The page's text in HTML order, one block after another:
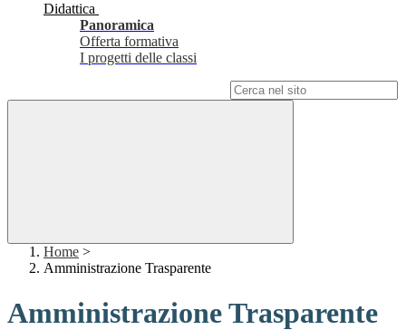
Didattica
Panoramica
Offerta formativa
I progetti delle classi
Home >
Amministrazione Trasparente
Amministrazione Trasparente